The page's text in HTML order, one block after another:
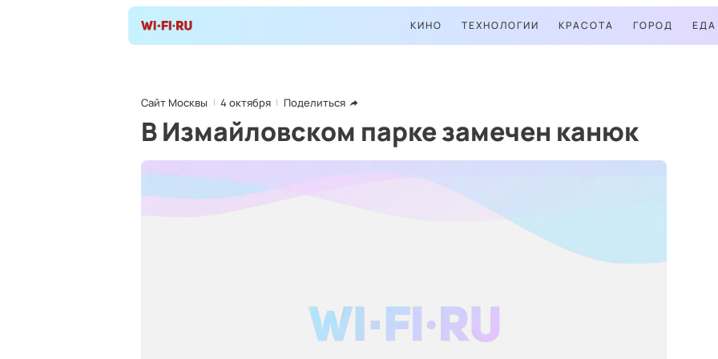
КИНО ТЕХНОЛОГИИ КРАСОТА ГОРОД ЕДА
Сайт Москвы 4 октября Поделиться
В Измайловском парке замечен канюк